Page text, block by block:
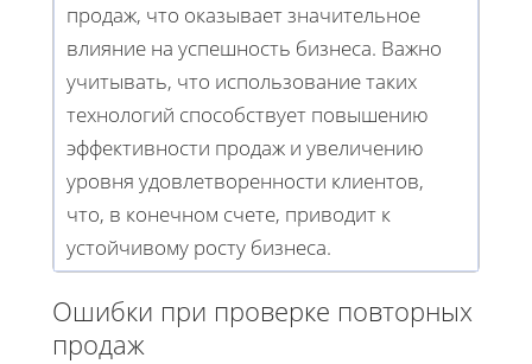
продаж, что оказывает значительное
влияние на успешность бизнеса. Важно
учитывать, что использование таких
технологий способствует повышению
эффективности продаж и увеличению
уровня удовлетворенности клиентов,
что, в конечном счете, приводит к
устойчивому росту бизнеса.
Ошибки при проверке повторных
продаж